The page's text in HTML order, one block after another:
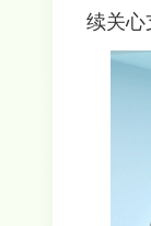
续关心